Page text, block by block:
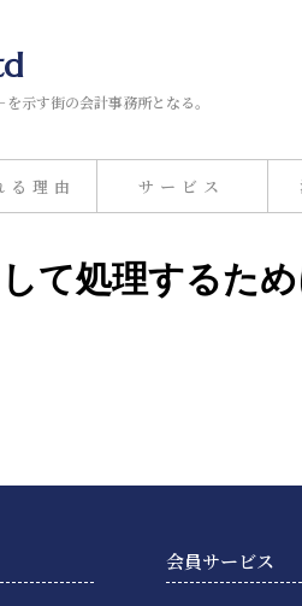
示す街の会計事務所となる。
る理由 サービス
て処理するた
会員サービス